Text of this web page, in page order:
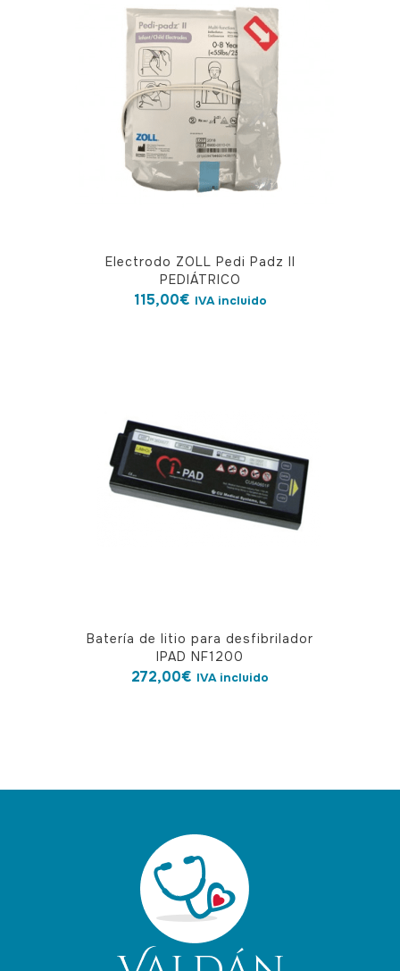
Electrodo ZOLL Pedi Padz II
PEDIÁTRICO
115,00€ IVA incluido
Batería de litio para desfibrilador
IPAD NF1200
272,00€ IVA incluido